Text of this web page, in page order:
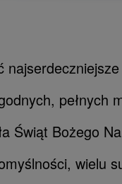
pełnych
Świąt Bożego
wielu